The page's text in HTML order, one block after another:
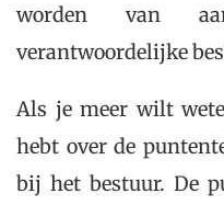
worden van
verantwoordelijke
Als je meer wilt
hebt over de
bij het bestuur. De